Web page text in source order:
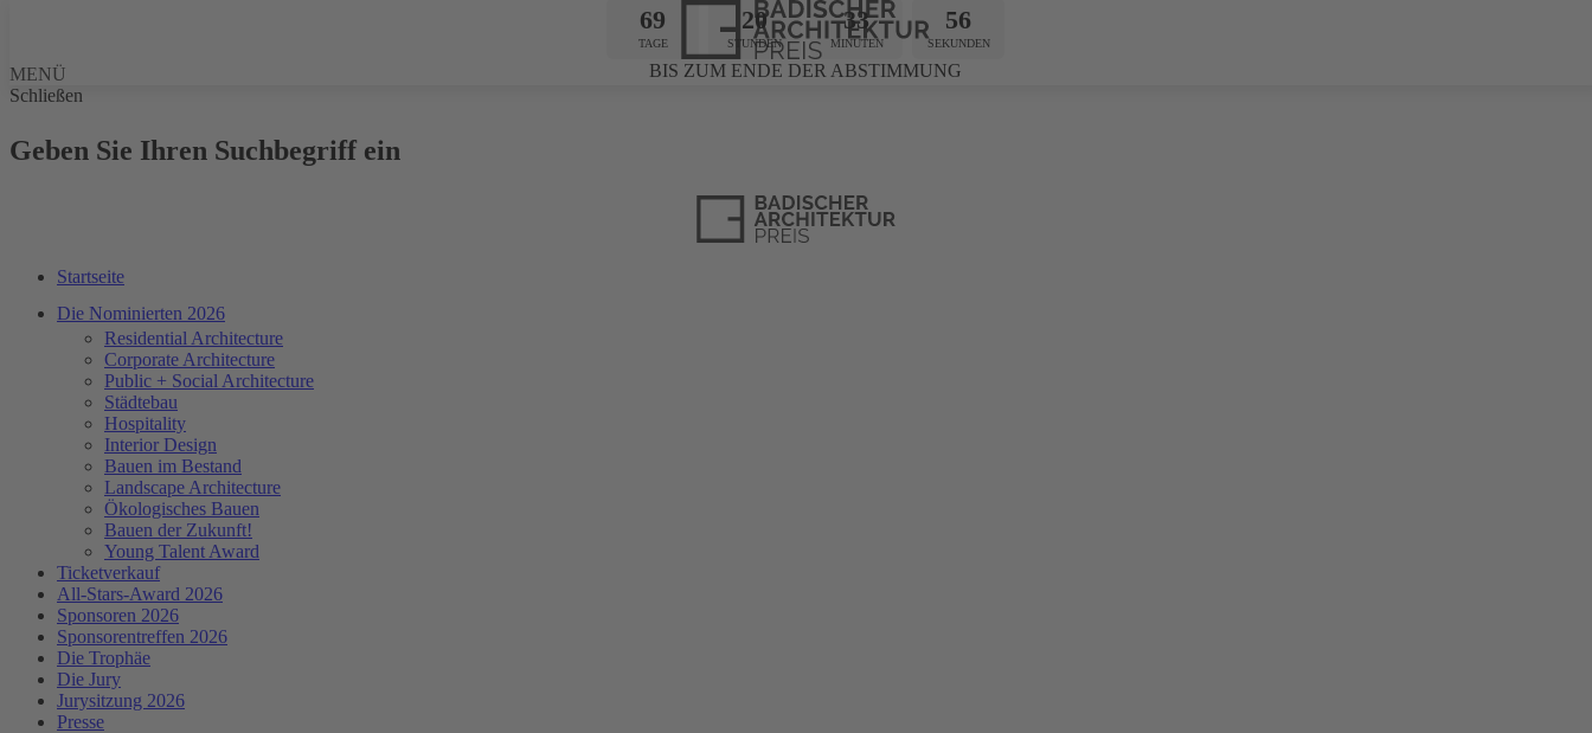
69
TAGE
20
STUNDEN
33
MINUTEN
55
SEKUNDEN
BIS ZUM ENDE DER ABSTIMMUNG
MENÜ
Schließen
Geben Sie Ihren Suchbegriff ein
Startseite
Die Nominierten 2026
Residential Architecture
Corporate Architecture
Public + Social Architecture
Städtebau
Hospitality
Interior Design
Bauen im Bestand
Landscape Architecture
Ökologisches Bauen
Bauen der Zukunft!
Young Talent Award
Ticketverkauf
All-Stars-Award 2026
Sponsoren 2026
Sponsorentreffen 2026
Die Trophäe
Die Jury
Jurysitzung 2026
Presse